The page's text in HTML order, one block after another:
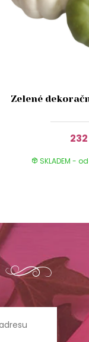
Zelené
SKLADEM -